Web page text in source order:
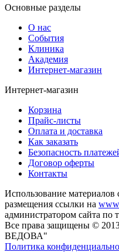
Основные разделы
О нас
События
Клиника
Академия
Интернет-магазин
Интернет-магазин
Корзина
Прайс-листы
Оплата и доставка
Как заказать
Безопасность
Договор оферты
Контакты
Использование
размещения ссылки на
администратором сайта по
Все права защищены ©
ВЕДОВА"
Политика